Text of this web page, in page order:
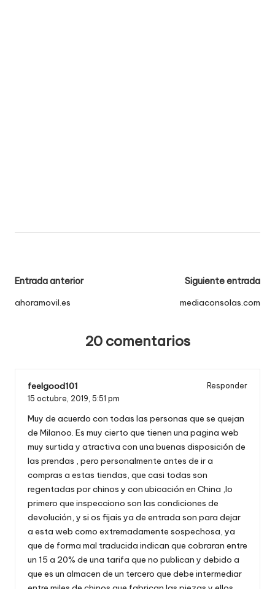
Navegación
de
Entrada anterior
ahoramovil.es
Siguiente entrada
mediaconsolas.com
20 comentarios
feelgood101
Responder
15 octubre, 2019, 5:51 pm
Muy de acuerdo con todas las personas que se quejan
de Milanoo. Es muy cierto que tienen una pagina web
muy surtida y atractiva con una buenas disposición de
las prendas , pero personalmente antes de ir a
compras a estas tiendas, que casi todas son
regentadas por chinos y con ubicación en China ,lo
primero que inspecciono son las condiciones de
devolución, y si os fijais ya de entrada son para dejar
a esta web como extremadamente sospechosa, ya
que de forma mal traducida indican que cobraran entre
un 15 a 20% de una tarifa que no publican y debido a
que es un almacen de un tercero que debe intermediar